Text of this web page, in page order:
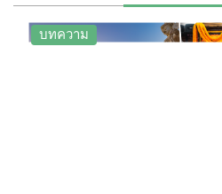
บทความ